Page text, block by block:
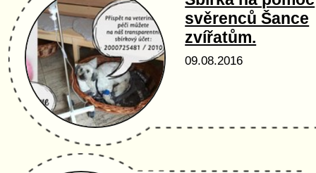
svěrenců Šance
zvířatům.
09.08.2016